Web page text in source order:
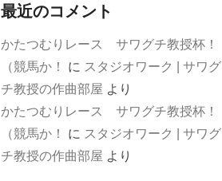
最近のコメント
かたつむりレース サワグチ教授杯！
（競馬か！
に スタジオワーク | サワグ
チ教授の作曲部屋 より
かたつむりレース サワグチ教授杯！
（競馬か！
に スタジオワーク | サワグ
チ教授の作曲部屋 より